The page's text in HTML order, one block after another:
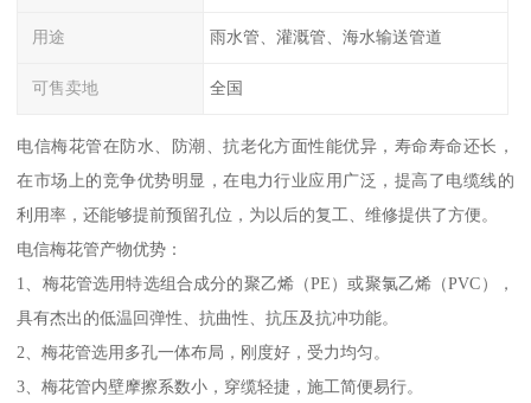
用途 雨水管、灌溉管、海水输送管道
可售卖地 全国
电信梅花管在防水、防潮、抗老化方面性能优异，寿命寿命还长，
在市场上的竞争优势明显，在电力行业应用广泛，提高了电缆线的
利用率，还能够提前预留孔位，为以后的复工、维修提供了方便。
电信梅花管产物优势：
1、梅花管选用特选组合成分的聚乙烯（PE）或聚氯乙烯（PVC），
具有杰出的低温回弹性、抗曲性、抗压及抗冲功能。
2、梅花管选用多孔一体布局，刚度好，受力均匀。
3、梅花管内壁摩擦系数小，穿缆轻捷，施工简便易行。